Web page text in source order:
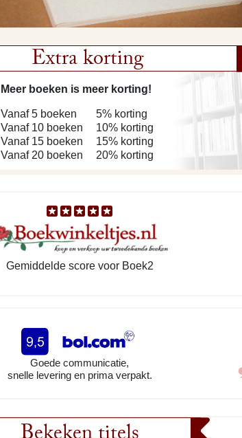
Extra korting
Meer boeken is meer korting!
Vanaf 5 boeken
Vanaf 10 boeken
Vanaf 15 boeken
Vanaf 20 boeken
5% korting
10% korting
15% korting
20% korting
Gemiddelde score voor Boek2
Goede communicatie,
snelle levering en prima verpakt.